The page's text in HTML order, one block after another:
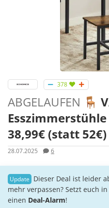
378
ABGELAUFEN 🪑
38,99€ (statt 52€)
28.07.2025 6
Dieser Deal ist leider
mehr verpassen? Setzt euch
einen Deal-Alarm!